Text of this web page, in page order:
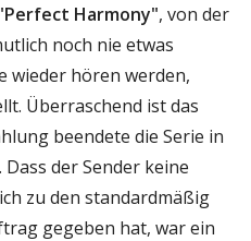
Harmony", von der
noch nie etwas
wieder hören werden,
Überraschend ist das
beendete die Serie in
der Sender keine
zu den standardmäßig
gegeben hat, war ein